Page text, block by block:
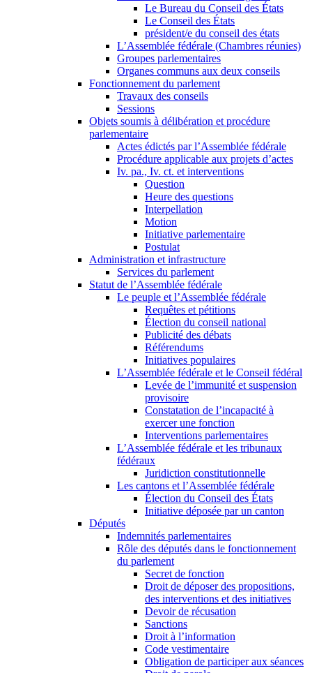
Le Bureau du Conseil des États
Le Conseil des États
président/e du conseil des états
L’Assemblée fédérale (Chambres réunies)
Groupes parlementaires
Organes communs aux deux conseils
Fonctionnement du parlement
Travaux des conseils
Sessions
Objets soumis à délibération et procédure
parlementaire
Actes édictés par l’Assemblée fédérale
Procédure applicable aux projets d’actes
Iv. pa., Iv. ct. et interventions
Question
Heure des questions
Interpellation
Motion
Initiative parlementaire
Postulat
Administration et infrastructure
Services du parlement
Statut de l’Assemblée fédérale
Le peuple et l’Assemblée fédérale
Requêtes et pétitions
Élection du conseil national
Publicité des débats
Référendums
Initiatives populaires
L’Assemblée fédérale et le Conseil fédéral
Levée de l’immunité et suspension
provisoire
Constatation de l’incapacité à
exercer une fonction
Interventions parlementaires
L’Assemblée fédérale et les tribunaux
fédéraux
Juridiction constitutionnelle
Les cantons et l’Assemblée fédérale
Élection du Conseil des États
Initiative déposée par un canton
Députés
Indemnités parlementaires
Rôle des députés dans le fonctionnement
du parlement
Secret de fonction
Droit de déposer des propositions,
des interventions et des initiatives
Devoir de récusation
Sanctions
Droit à l’information
Code vestimentaire
Obligation de participer aux séances